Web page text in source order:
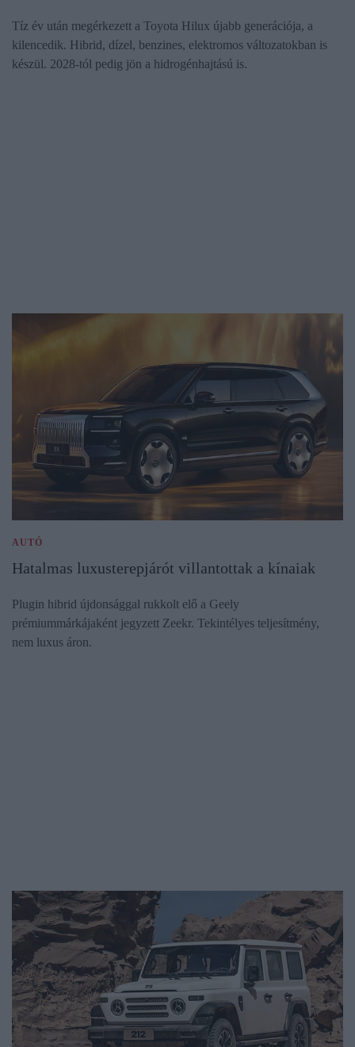
Tíz év után megérkezett a Toyota Hilux újabb generációja, a
kilencedik. Hibrid, dízel, benzines, elektromos változatokban is
készül. 2028-tól pedig jön a hidrogénhajtású is.
AUTÓ
Hatalmas luxusterepjárót villantottak a kínaiak
Plugin hibrid újdonsággal rukkolt elő a Geely
prémiummárkájaként jegyzett Zeekr. Tekintélyes teljesítmény,
nem luxus áron.